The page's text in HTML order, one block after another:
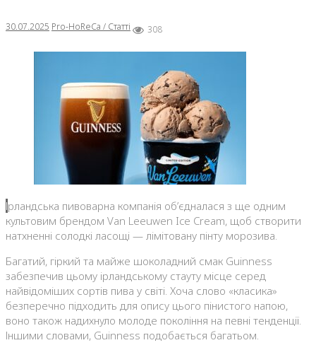
30.07.2025 Pro-HoReCa / Статті 308
Ірландська пивоварна компанія об’єдналася з ще одним
культовим брендом Van Leeuwen Ice Cream, щоб створити
натхненні солодкі ласощі — лімітовану пінту морозива.
Багатий, гіркий та майже шоколадний смак Guinness
забезпечив цьому ірландському стауту місце серед
найвідоміших сортів пива у світі. Хоча слово «класика»
безперечно підходить для опису цього пінистого напою,
воно також надихнуло молоде покоління на певні тенденції.
Іншими словами, Guinness подобається багатьом.